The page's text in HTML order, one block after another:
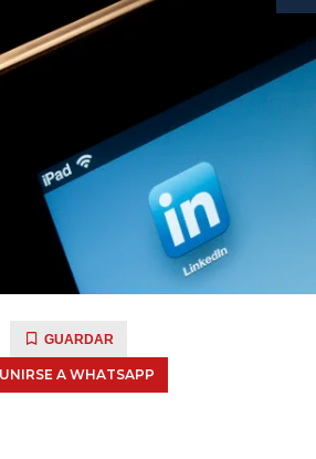
GUARDAR
UNIRSE A WHATSAPP